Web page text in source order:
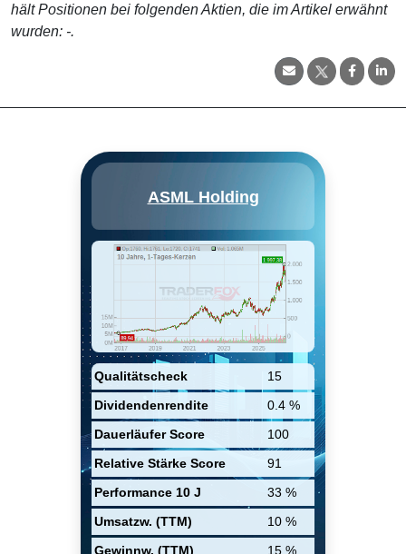
hält Positionen bei folgenden Aktien, die im Artikel erwähnt
wurden: -.
ASML Holding
Qualitätscheck
15
Dividendenrendite
0.4 %
Dauerläufer Score
100
Relative Stärke Score
91
Performance 10 J
33 %
Umsatzw. (TTM)
10 %
Gewinnw. (TTM)
15 %
the development, production,
servicing of advanced
semiconductor equipment
systems. It includes
lithography, metrology and
inspection systems. The
company was founded on April
1, 1984 and is headquartered in
Veldhoven, the Netherlands.